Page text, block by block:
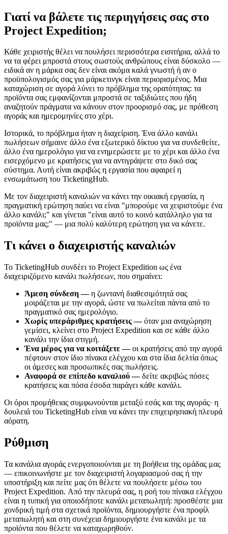
Γιατί να βάλετε τις περιηγήσεις σας στο
Project Expedition;
Κάθε χειριστής θέλει να πουλήσει περισσότερα εισιτήρια, αλλά το
να τα φέρει μπροστά στους σωστούς ανθρώπους είναι δύσκολο —
ειδικά αν η μάρκα σας δεν είναι ακόμα καλά γνωστή ή αν ο
προϋπολογισμός σας για μάρκετινγκ είναι περιορισμένος. Μια
καταχώριση σε αγορά λύνει το πρόβλημα της ορατότητας: τα
προϊόντα σας εμφανίζονται μπροστά σε ταξιδιώτες που ήδη
αναζητούν πράγματα να κάνουν στον προορισμό σας, με πρόθεση
αγοράς και ημερομηνίες στο χέρι.
Ιστορικά, το πρόβλημα ήταν η διαχείριση. Ένα άλλο κανάλι
πωλήσεων σήμαινε άλλο ένα εξωτερικό δίκτυο για να συνδεθείτε,
άλλο ένα ημερολόγιο για να ενημερώσετε με το χέρι και άλλο ένα
εισερχόμενο με κρατήσεις για να αντιγράψετε στο δικό σας
σύστημα. Αυτή είναι ακριβώς η εργασία που αφαιρεί η
ενσωμάτωση του TicketingHub.
Με τον διαχειριστή καναλιών να κάνει την οικιακή εργασία, η
πραγματική ερώτηση παύει να είναι "μπορούμε να χειριστούμε ένα
άλλο κανάλι;" και γίνεται "είναι αυτό το κοινό κατάλληλο για τα
προϊόντα μας;" — μια πολύ καλύτερη ερώτηση για να κάνετε.
Τι κάνει ο διαχειριστής καναλιών
Το TicketingHub συνδέει το Project Expedition ως ένα
διαχειριζόμενο κανάλι πωλήσεων, που σημαίνει:
Άμεση σύνδεση —η ζωντανή διαθεσιμότητά σας
μοιράζεται με την αγορά, ώστε να πωλείται πάντα από το
πραγματικό σας ημερολόγιο.
Χωρίς υπεράριθμες κρατήσεις —όταν μια αναχώρηση
γεμίσει, κλείνει στο Project Expedition και σε κάθε άλλο
κανάλι την ίδια στιγμή.
Ένα μέρος για να κοιτάξετε —οι κρατήσεις από την αγορά
πέφτουν στον ίδιο πίνακα ελέγχου και στα ίδια δελτία όπως
οι άμεσες και προσωπικές σας πωλήσεις.
Αναφορά σε επίπεδο καναλιού —δείτε ακριβώς πόσες
κρατήσεις και πόσα έσοδα παράγει κάθε κανάλι.
Οι όροι προμήθειας συμφωνούνται μεταξύ εσάς και της αγοράς· η
δουλειά του TicketingHub είναι να κάνει την επιχειρησιακή πλευρά
αόρατη.
Ρύθμιση
Τα κανάλια αγοράς ενεργοποιούνται με τη βοήθεια της ομάδας μας
— επικοινωνήστε με τον διαχειριστή λογαριασμού σας ή την
υποστήριξη και πείτε μας ότι θέλετε να πουλήσετε μέσω του
Project Expedition. Από την πλευρά σας, η ροή του πίνακα ελέγχου
είναι η τυπική για οποιοδήποτε κανάλι μεταπωλητή: προσθέστε μια
χονδρική τιμή στα σχετικά προϊόντα, δημιουργήστε ένα προφίλ
μεταπωλητή και στη συνέχεια δημιουργήστε ένα κανάλι με τα
προϊόντα που θέλετε να καταχωρηθούν.